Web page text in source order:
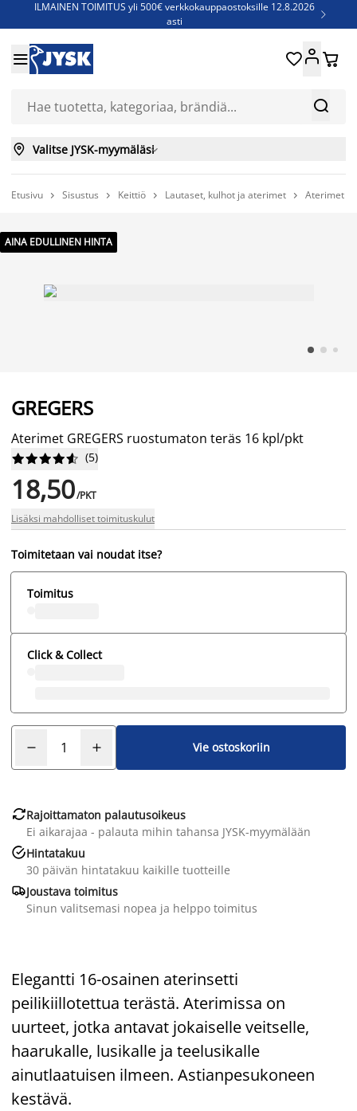
ILMAINEN TOIMITUS yli 500€ verkkokauppaostoksille 12.8.2026
asti

Jenkkisänkyjä - Säästä jopa 60%


 
 Valitse JYSK-myymäläsi
Etusivu  Sisustus  Keittiö  Lautaset, kulhot ja aterimet  Aterimet
AINA EDULLINEN HINTA
GREGERS
Aterimet GREGERS ruostumaton teräs 16 kpl/pkt





 (5)
18,50/PKT
Lisäksi mahdolliset toimituskulut
Toimitetaan vai noudat itse?
Toimitus
Click & Collect
Vie ostoskoriin
Rajoittamaton palautusoikeus
Ei aikarajaa - palauta mihin tahansa JYSK-myymälään
Hintatakuu
30 päivän hintatakuu kaikille tuotteille
Joustava toimitus
Sinun valitsemasi nopea ja helppo toimitus
Elegantti 16-osainen aterinsetti
peilikiillotettua terästä. Aterimissa on
uurteet, jotka antavat jokaiselle veitselle,
haarukalle, lusikalle ja teelusikalle
ainutlaatuisen ilmeen. Astianpesukoneen
kestävä.